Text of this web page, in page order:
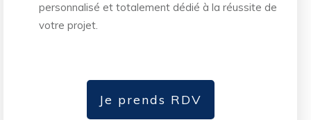
personnalisé et totalement dédié à la réussite de
votre projet.
Je prends RDV